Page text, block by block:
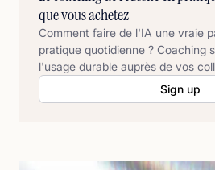
que vous achetez
Comment faire de l'IA une vraie
pratique quotidienne ? Coaching
l'usage durable auprès de vos
avocats seniors, même cesSign up